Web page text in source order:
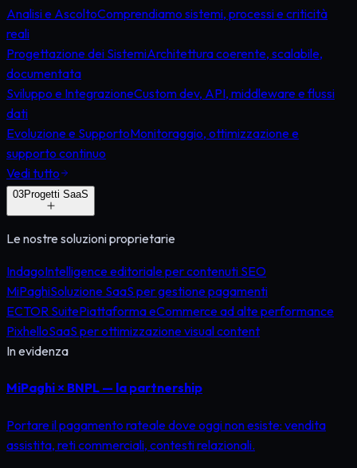
Analisi e AscoltoComprendiamo sistemi, processi e criticità
reali
Progettazione dei SistemiArchitettura coerente, scalabile,
documentata
Sviluppo e IntegrazioneCustom dev, API, middleware e flussi
dati
Evoluzione e SupportoMonitoraggio, ottimizzazione e
supporto continuo
Vedi tutto
03Progetti SaaS
Le nostre soluzioni proprietarie
IndagoIntelligence editoriale per contenuti SEO
MiPaghiSoluzione SaaS per gestione pagamenti
ECTOR SuitePiattaforma eCommerce ad alte performance
PixhelloSaaS per ottimizzazione visual content
In evidenza
MiPaghi × BNPL — la partnership
Portare il pagamento rateale dove oggi non esiste: vendita
assistita, reti commerciali, contesti relazionali.